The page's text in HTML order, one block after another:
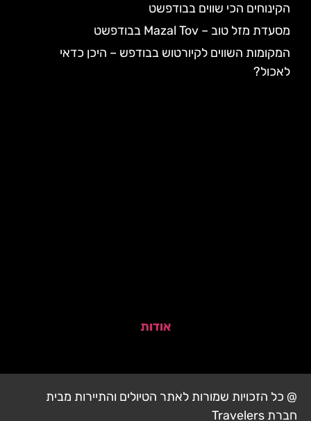
הקינוחים הכי שווים בבודפשט
מסעדת מזל טוב – Mazal Tov בבודפשט
המקומות השווים לקיורטוש בבודפש – היכן כדאי
לאכול?
אודות
@ כל הזכויות שמורות לאתר הטיולים והתיירות מבית
חברת Travelers